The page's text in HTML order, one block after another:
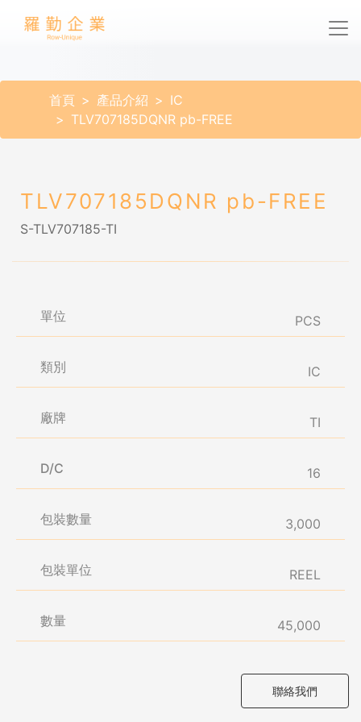
首頁 產品介紹
IC
TLV707185DQNR pb-FREE
TLV707185DQNR pb-FREE
S-TLV707185-TI
單位 PCS
類別 IC
廠牌 TI
D/C 16
包裝數量 3,000
包裝單位 REEL
數量 45,000
聯絡我們